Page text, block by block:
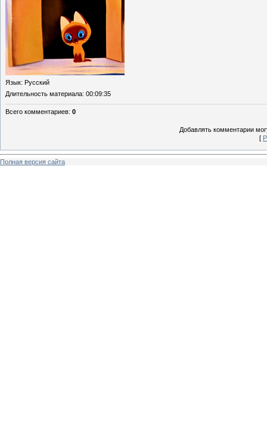
Язык: Русский
Длительность материала: 00:09:35
Всего комментариев: 0
Добавлять комментарии
[
Полная версия сайта